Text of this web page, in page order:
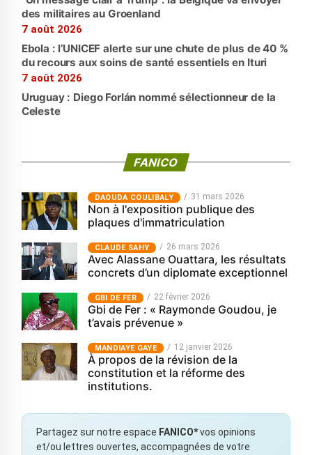
des militaires au Groenland
7 août 2026
Ebola : l’UNICEF alerte sur une chute de plus de 40 %
du recours aux soins de santé essentiels en Ituri
7 août 2026
Uruguay : Diego Forlán nommé sélectionneur de la
Celeste
FANICO
‎DAOUDA COULIBALY 31 mars 2026
Non à l'exposition publique des
plaques d'immatriculation
CLAUDE SAHY 26 mars 2026
Avec Alassane Ouattara, les résultats
concrets d’un diplomate exceptionnel
GBI DE FER 22 février 2026
Gbi de Fer : « Raymonde Goudou, je
t’avais prévenue »
MANDIAYE GAYE 12 janvier 2026
À propos de la révision de la
constitution et la réforme des
institutions.
Partagez sur notre espace FANICO*vos opinions
et/ou lettres ouvertes, accompagnées de votre